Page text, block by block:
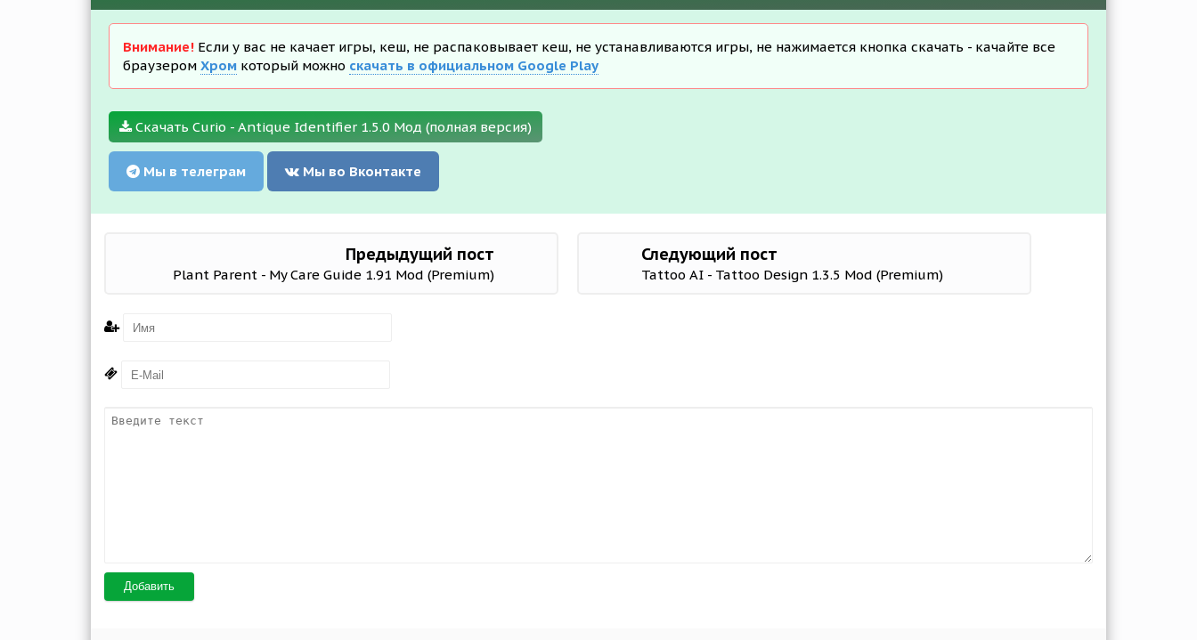
Внимание! Если у вас не качает игры, кеш, не распаковывает кеш, не устанавливаются игры, не нажимается кнопка скачать - качайте все
браузером Хром который можно скачать в официальном Google Play
Скачать Curio - Antique Identifier 1.5.0 Мод (полная версия)
Мы в телеграм Мы во Вконтакте
Предыдущий пост
Plant Parent - My Care Guide 1.91 Mod (Premium)
Следующий пост
Tattoo AI - Tattoo Design 1.3.5 Mod (Premium)
Добавить